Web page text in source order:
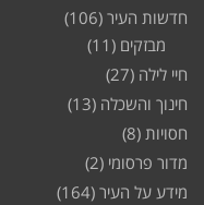
חדשות העיר (106)
מבזקים (11)
חיי לילה (27)
חינוך והשכלה (13)
חסויות (8)
מדור פרסומי (2)
מידע על העיר (164)